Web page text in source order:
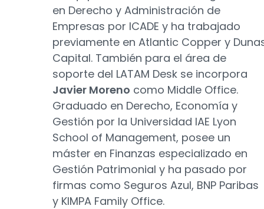
en Derecho y Administración de
Empresas por ICADE y ha trabajado
previamente en Atlantic Copper y
Capital. También para el área de
soporte del LATAM Desk se incorpora
Javier Moreno como Middle Office.
Graduado en Derecho, Economía y
Gestión por la Universidad IAE Lyon
School of Management, posee un
máster en Finanzas especializado en
Gestión Patrimonial y ha pasado por
firmas como Seguros Azul, BNP Paribas
y KIMPA Family Office.